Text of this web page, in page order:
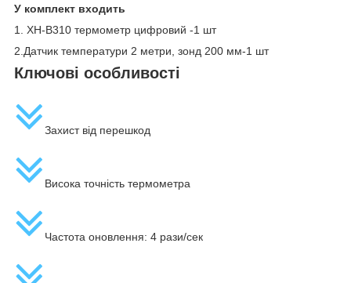
У комплект входить
1. XH-B310 термометр цифровий -1 шт
2.Датчик температури 2 метри, зонд 200 мм-1 шт
Ключові особливості
Захист від перешкод
Висока точність термометра
Частота оновлення: 4 рази/сек